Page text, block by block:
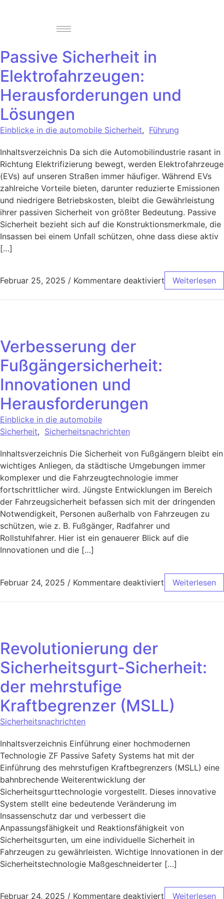
Passive Sicherheit in
Elektrofahrzeugen:
Herausforderungen und
Lösungen
Einblicke in die automobile Sicherheit, Führung
Inhaltsverzeichnis Da sich die Automobilindustrie rasant in
Richtung Elektrifizierung bewegt, werden Elektrofahrzeuge
(EVs) auf unseren Straßen immer häufiger. Während EVs
zahlreiche Vorteile bieten, darunter reduzierte Emissionen
und niedrigere Betriebskosten, bleibt die Gewährleistung
ihrer passiven Sicherheit von größter Bedeutung. Passive
Sicherheit bezieht sich auf die Konstruktionsmerkmale, die
Insassen bei einem Unfall schützen, ohne dass diese aktiv
[…]
Februar 25, 2025 / Kommentare deaktiviert Weiterlesen
Verbesserung der
Fußgängersicherheit:
Innovationen und
Herausforderungen
Einblicke in die automobile
Sicherheit, Sicherheitsnachrichten
Inhaltsverzeichnis Die Sicherheit von Fußgängern bleibt ein
wichtiges Anliegen, da städtische Umgebungen immer
komplexer und die Fahrzeugtechnologie immer
fortschrittlicher wird. Jüngste Entwicklungen im Bereich
der Fahrzeugsicherheit befassen sich mit der dringenden
Notwendigkeit, Personen außerhalb von Fahrzeugen zu
schützen, wie z. B. Fußgänger, Radfahrer und
Rollstuhlfahrer. Hier ist ein genauerer Blick auf die
Innovationen und die […]
Februar 24, 2025 / Kommentare deaktiviert Weiterlesen
Revolutionierung der
Sicherheitsgurt-Sicherheit:
der mehrstufige
Kraftbegrenzer (MSLL)
Sicherheitsnachrichten
Inhaltsverzeichnis Einführung einer hochmodernen
Technologie ZF Passive Safety Systems hat mit der
Einführung des mehrstufigen Kraftbegrenzers (MSLL) eine
bahnbrechende Weiterentwicklung der
Sicherheitsgurttechnologie vorgestellt. Dieses innovative
System stellt eine bedeutende Veränderung im
Insassenschutz dar und verbessert die
Anpassungsfähigkeit und Reaktionsfähigkeit von
Sicherheitsgurten, um eine individuelle Sicherheit in
Fahrzeugen zu gewährleisten. Wichtige Innovationen in der
Sicherheitstechnologie Maßgeschneiderter […]
Februar 24, 2025 / Kommentare deaktiviert Weiterlesen